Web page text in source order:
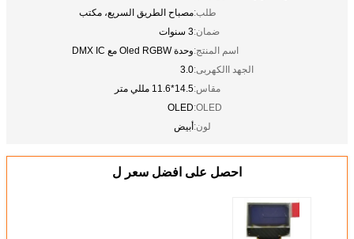
طلب:مصباح الطريق السريع، مكتب
ضمان:3 سنوات
اسم المنتج:وحدة Oled RGBW مع DMX IC
الجهد االكهربى:3.0
مقاس:14.5*11.6 مللي متر
OLED:
OLED
لون:أبيض
احصل على افضل سعر ل